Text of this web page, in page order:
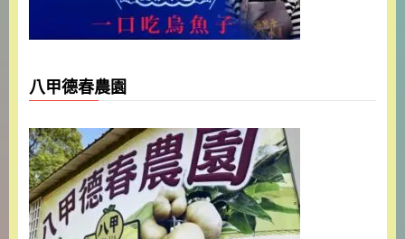
八甲德春農園